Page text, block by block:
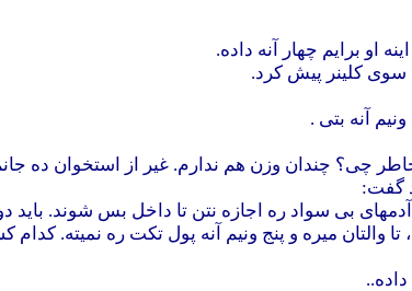
او برایم چهار آنه داده.
سوی کلینر پیش کرد.
آنه بتی .
خاطر چی؟ چندان وزن هم ندارم. غیر از استخوان ده
گفت:
بی سواد ره اجازه نتن تا داخل بس شوند.
تا والتان میره و پنج ونیم آنه پول تکت ره نمیته.